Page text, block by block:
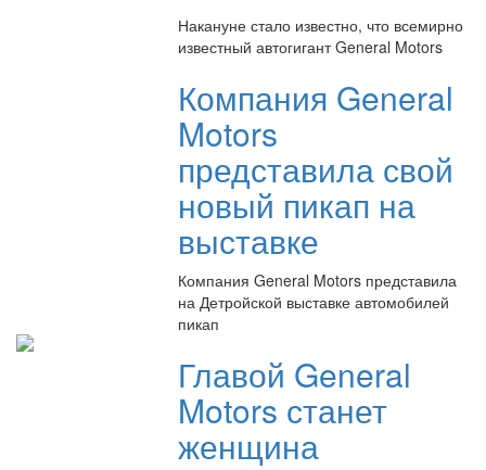
Накануне стало известно, что всемирно
известный автогигант General Motors
Компания General
Motors
представила свой
новый пикап на
выставке
Компания General Motors представила
на Детройской выставке автомобилей
пикап
Главой General
Motors станет
женщина